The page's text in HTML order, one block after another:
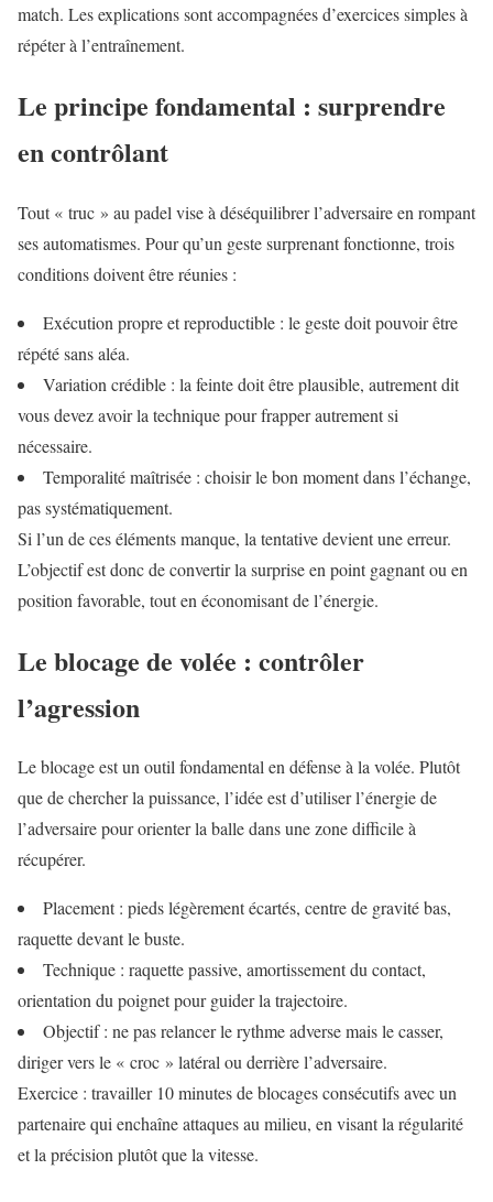
match. Les explications sont accompagnées d’exercices simples à
répéter à l’entraînement.
Le principe fondamental : surprendre
en contrôlant
Tout « truc » au padel vise à déséquilibrer l’adversaire en rompant
ses automatismes. Pour qu’un geste surprenant fonctionne, trois
conditions doivent être réunies :
Exécution propre et reproductible : le geste doit pouvoir être
répété sans aléa.
Variation crédible : la feinte doit être plausible, autrement dit
vous devez avoir la technique pour frapper autrement si
nécessaire.
Temporalité maîtrisée : choisir le bon moment dans l’échange,
pas systématiquement.
Si l’un de ces éléments manque, la tentative devient une erreur.
L’objectif est donc de convertir la surprise en point gagnant ou en
position favorable, tout en économisant de l’énergie.
Le blocage de volée : contrôler
l’agression
Le blocage est un outil fondamental en défense à la volée. Plutôt
que de chercher la puissance, l’idée est d’utiliser l’énergie de
l’adversaire pour orienter la balle dans une zone difficile à
récupérer.
Placement : pieds légèrement écartés, centre de gravité bas,
raquette devant le buste.
Technique : raquette passive, amortissement du contact,
orientation du poignet pour guider la trajectoire.
Objectif : ne pas relancer le rythme adverse mais le casser,
diriger vers le « croc » latéral ou derrière l’adversaire.
Exercice : travailler 10 minutes de blocages consécutifs avec un
partenaire qui enchaîne attaques au milieu, en visant la régularité
et la précision plutôt que la vitesse.